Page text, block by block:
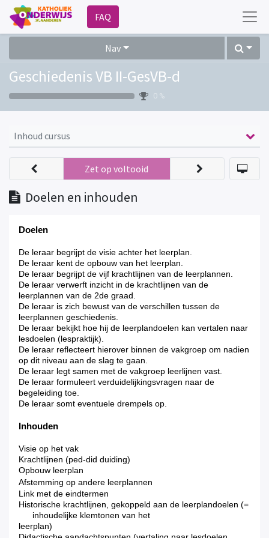
FAQ
Nav
Geschiedenis VB II-GesVB-d
0 %
Inhoud cursus
Doelen en inhouden
Zet op voltooid
Doelen
De leraar begrijpt de visie achter het leerplan.
De leraar kent de opbouw van het leerplan.
De leraar begrijpt de vijf krachtlijnen van de leerplannen.
De leraar verwerft inzicht in de krachtlijnen van de
leerplannen van de 2de graad.
De leraar is zich bewust van de verschillen tussen de
leerplannen geschiedenis.
De leraar bekijkt hoe hij de leerplandoelen kan vertalen naar
lesdoelen (lespraktijk).
De leraar reflecteert hierover binnen de vakgroep om nadien
op dit niveau aan de slag te gaan.
De leraar legt samen met de vakgroep leerlijnen vast.
De leraar formuleert verduidelijkingsvragen naar de
begeleiding toe.
De leraar somt eventuele drempels op.
Inhouden
Visie op het vak
Krachtlijnen (ped-did duiding)
Opbouw leerplan
Afstemming op andere leerplannen
Link met de eindtermen
Historische krachtlijnen, gekoppeld aan de leerplandoelen (=
inhoudelijke klemtonen van het
leerplan)